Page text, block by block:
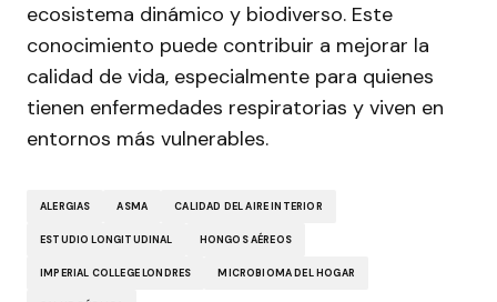
ecosistema dinámico y biodiverso. Este
conocimiento puede contribuir a mejorar la
calidad de vida, especialmente para quienes
tienen enfermedades respiratorias y viven en
entornos más vulnerables.
ALERGIAS ASMA CALIDAD DEL AIRE INTERIOR
ESTUDIO LONGITUDINAL HONGOS AÉREOS
IMPERIAL COLLEGE LONDRES MICROBIOMA DEL HOGAR